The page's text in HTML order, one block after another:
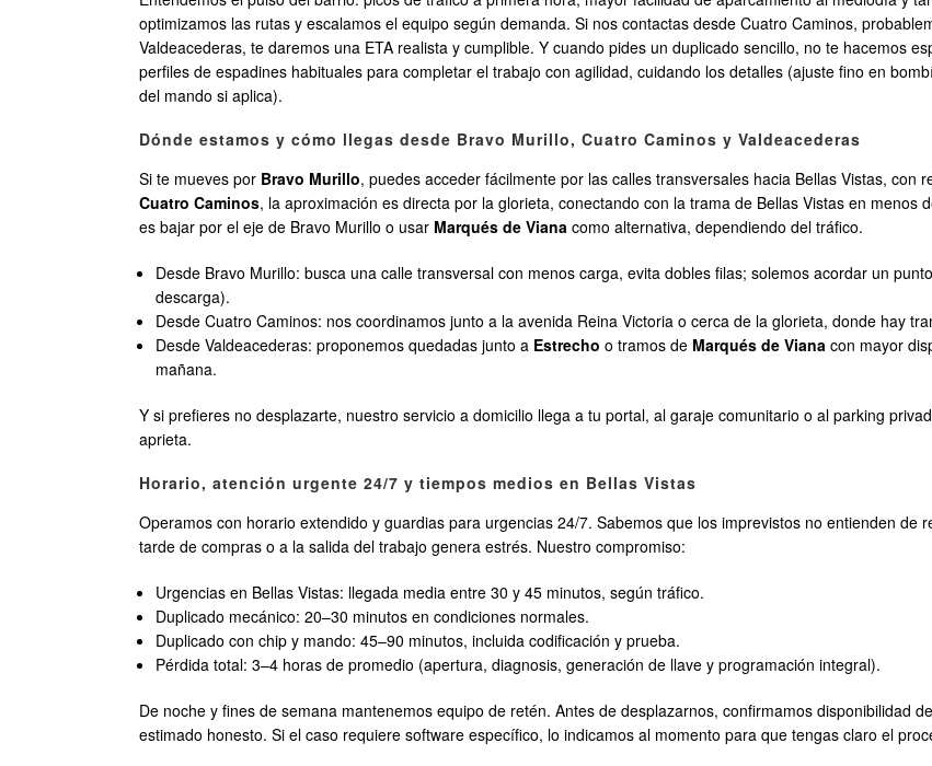
optimizamos las rutas y escalamos el equipo según demanda. Si nos contactas desde Cuatro Caminos,
Valdeacederas, te daremos una ETA realista y cumplible. Y cuando pides un duplicado sencillo, no te hacemos
perfiles de espadines habituales para completar el trabajo con agilidad, cuidando los detalles (ajuste fino en
del mando si aplica).
Dónde estamos y cómo llegas desde Bravo Murillo, Cuatro Caminos y Valdeacederas
Si te mueves por Bravo Murillo, puedes acceder fácilmente por las calles transversales hacia Bellas Vistas, con
Cuatro Caminos, la aproximación es directa por la glorieta, conectando con la trama de Bellas Vistas en menos
es bajar por el eje de Bravo Murillo o usar Marqués de Viana como alternativa, dependiendo del tráfico.
Desde Bravo Murillo: busca una calle transversal con menos carga, evita dobles filas; solemos acordar un
descarga).
Desde Cuatro Caminos: nos coordinamos junto a la avenida Reina Victoria o cerca de la glorieta, donde hay
Desde Valdeacederas: proponemos quedadas junto a Estrecho o tramos de Marqués de Viana con mayor
mañana.
Y si prefieres no desplazarte, nuestro servicio a domicilio llega a tu portal, al garaje comunitario o al parking
aprieta.
Horario, atención urgente 24/7 y tiempos medios en Bellas Vistas
Operamos con horario extendido y guardias para urgencias 24/7. Sabemos que los imprevistos no entienden de
tarde de compras o a la salida del trabajo genera estrés. Nuestro compromiso:
Urgencias en Bellas Vistas: llegada media entre 30 y 45 minutos, según tráfico.
Duplicado mecánico: 20–30 minutos en condiciones normales.
Duplicado con chip y mando: 45–90 minutos, incluida codificación y prueba.
Pérdida total: 3–4 horas de promedio (apertura, diagnosis, generación de llave y programación integral).
De noche y fines de semana mantenemos equipo de retén. Antes de desplazarnos, confirmamos disponibilidad
estimado honesto. Si el caso requiere software específico, lo indicamos al momento para que tengas claro el